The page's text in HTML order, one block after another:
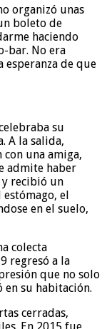
organizó unas
boleto de
haciendo
bar. No era
esperanza de que
su
A la salida,
una amiga,
admite haber
y recibió un
el
en el suelo,
colecta
regresó a la
que no solo
en su habitación.
cerradas,